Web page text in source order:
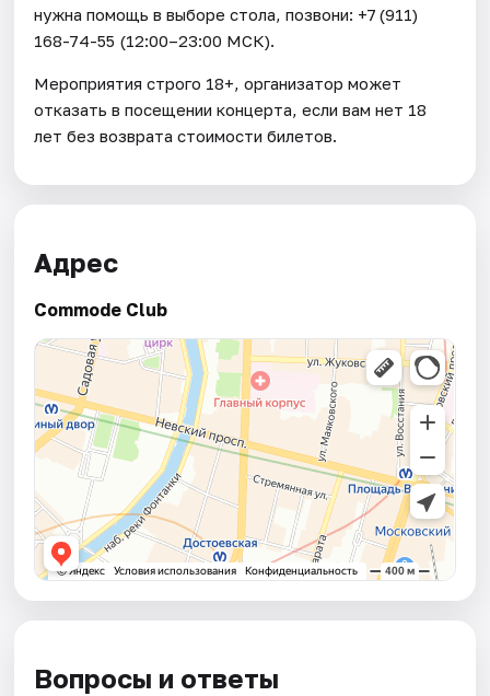
нужна помощь в выборе стола, позвони: +7 (911)
168-74-55 (12:00–23:00 МСК).
Мероприятия строго 18+, организатор может
отказать в посещении концерта, если вам нет 18
лет без возврата стоимости билетов.
Адрес
Commode Club
Вопросы и ответы